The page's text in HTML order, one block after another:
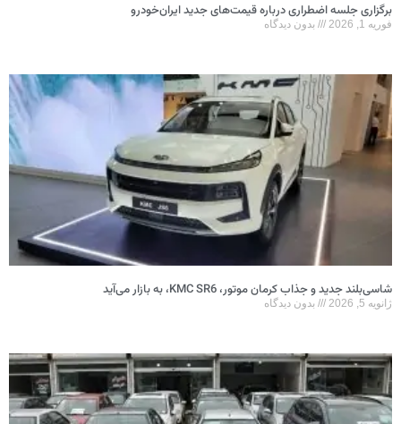
برگزاری جلسه اضطراری درباره قیمت‌های جدید ایران‌خودرو
فوریه 1, 2026 بدون دیدگاه
شاسی‌بلند جدید و جذاب کرمان موتور، KMC SR6، به بازار می‌آید
ژانویه 5, 2026 بدون دیدگاه